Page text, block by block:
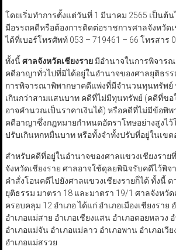
โดยเริ่มทำการตั้งแต่วันที่ 1 มีนาคม 2565 เป็นต้
มีอรรถคดีหรือต้องการติดต่อราชการศาลจังหวัด
ได้ที่เบอร์โทรศัพท์ 053 – 719461 – 66 โทรสาร
ทั้งนี้ศาลจังหวัดเชียงรายมีอำนาจในการพิจาร
คดีอาญาทั่วไปที่มิได้อยู่ในอำนาจของศาลยุติธร
การพิจารณาพิพากษาคดีแพ่งที่มีจำนวนทุนทรัพย์
เกินกว่าสามแสนบาท คดีที่ไม่มีทุนทรัพย์ (คดีที่ขอ
อาจคำนวณเป็นราคาเงินได้) หรือคดีที่ไม่มีข้อพิพ
คดีอาญาซึ่งกฎหมายกำหนดอัตราโทษอย่างสูงไว้
ปรับเกินหกหมื่นบาท หรือทั้งจำทั้งปรับที่อยู่ในเขต
สำหรับคดีที่อยู่ในอำนาจของศาลแขวงเชียงราย
จังหวัดเชียงราย ศาลอาจใช้ดุลยพินิจรับคดีไว้พิ
คำสั่งโอนคดีไปยังศาลแขวงเชียงรายก็ได้ ทั้งนี้
ยุติธรรม มาตรา 18 และมาตรา 19/1 ศาลจังหวัด
ครอบคลุม 12 อำเภอ ได้แก่ อำเภอเมืองเชียงราย
อำเภอแม่สาย อำเภอเชียงแสน อำเภอดอยหลวง อ
อำเภอแม่จัน อำเภอแม่ลาว อำเภอพาน อำเภอเวีย
อำเภอแม่สรวย